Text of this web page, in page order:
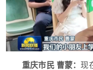
重庆市民 曹蒙：现